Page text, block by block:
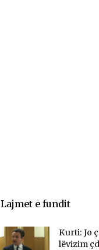
Lajmet e fundit
Kurti: Jo
lëvizim